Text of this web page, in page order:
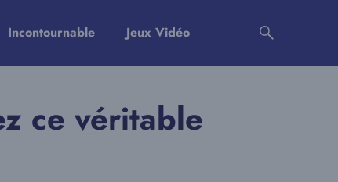
Incontournable Jeux Vidéo
ce véritable